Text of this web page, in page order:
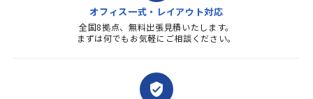
オフィス一式・レイアウト対応
全国8拠点、無料出張見積いたします。
まずは何でもお気軽にご相談ください。
verified_user